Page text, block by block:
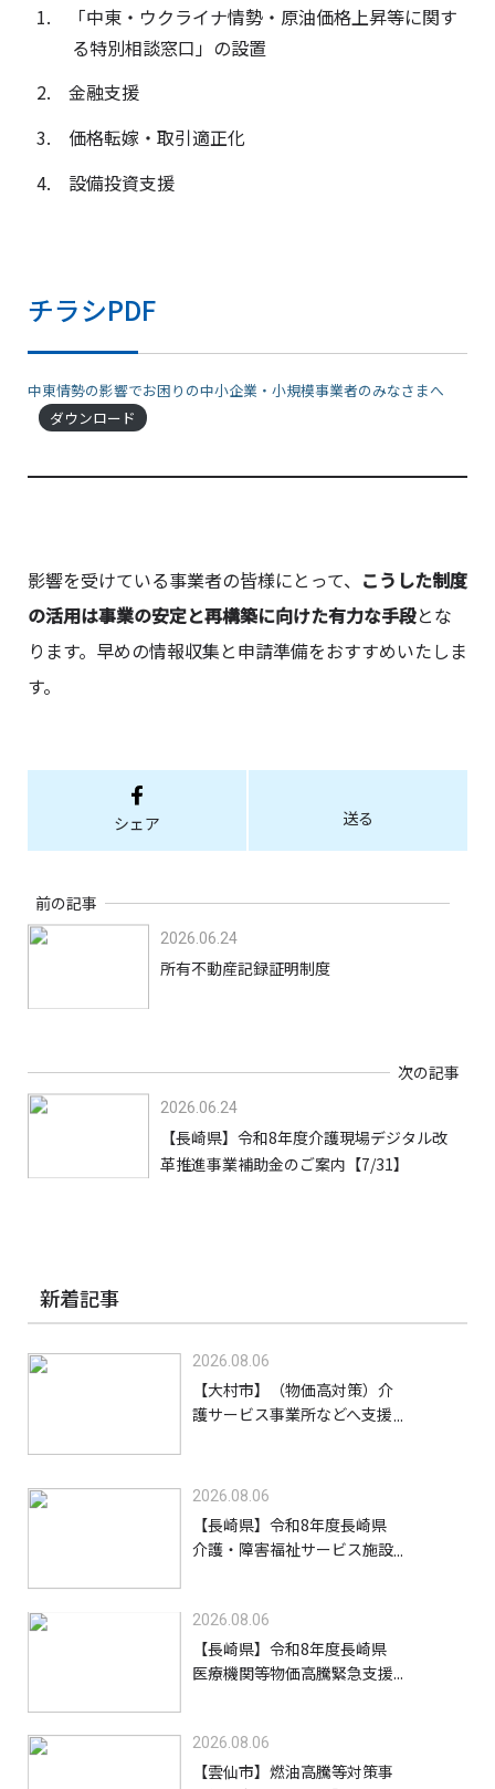
「中東・ウクライナ情勢・原油価格上昇等に関す
る特別相談窓口」の設置
金融支援
価格転嫁・取引適正化
設備投資支援
チラシPDF
中東情勢の影響でお困りの中小企業・小規模事業者のみなさまへ
ダウンロード
影響を受けている事業者の皆様にとって、 こうした制度
の活用は事業の安定と再構築に向けた有力な手段とな
ります。早めの情報収集と申請準備をおすすめいたしま
す。
シェア 送る
前の記事
2026.06.24
所有不動産記録証明制度
次の記事
2026.06.24
【長崎県】令和8年度介護現場デジタル改
革推進事業補助金のご案内【7/31】
新着記事
2026.08.06
【大村市】（物価高対策）介
護サービス事業所などへ支援
2026.08.06
【長崎県】令和8年度長崎県
介護・障害福祉サービス施設
2026.08.06
【長崎県】令和8年度長崎県
医療機関等物価高騰緊急支援
2026.08.06
【雲仙市】燃油高騰等対策事